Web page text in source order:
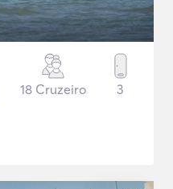
18 Cruzeiro 3